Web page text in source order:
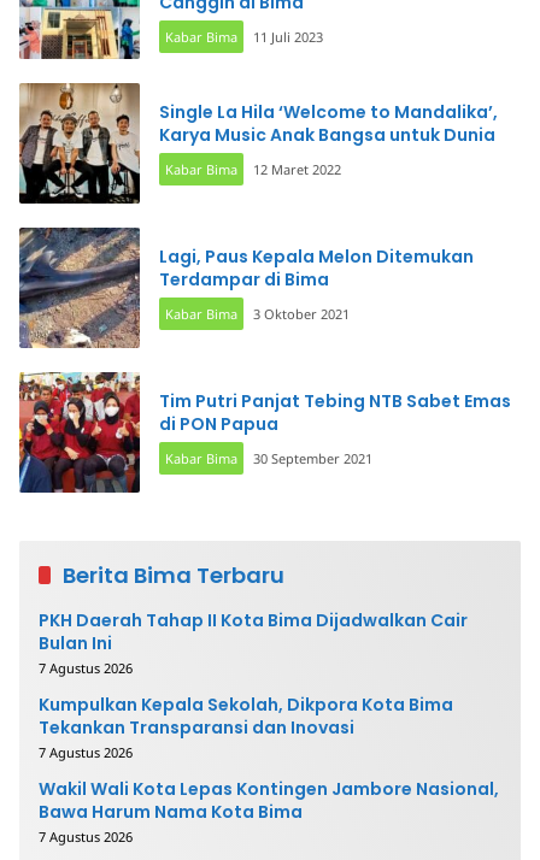
Kabar Bima 11 Juli 2023
Single La Hila ‘Welcome to Mandalika’,
Karya Music Anak Bangsa untuk Dunia
Kabar Bima 12 Maret 2022
Lagi, Paus Kepala Melon Ditemukan
Terdampar di Bima
Kabar Bima 3 Oktober 2021
Tim Putri Panjat Tebing NTB Sabet Emas
di PON Papua
Kabar Bima 30 September 2021
Berita Bima Terbaru
PKH Daerah Tahap II Kota Bima Dijadwalkan Cair
Bulan Ini
7 Agustus 2026
Kumpulkan Kepala Sekolah, Dikpora Kota Bima
Tekankan Transparansi dan Inovasi
7 Agustus 2026
Wakil Wali Kota Lepas Kontingen Jambore Nasional,
Bawa Harum Nama Kota Bima
7 Agustus 2026